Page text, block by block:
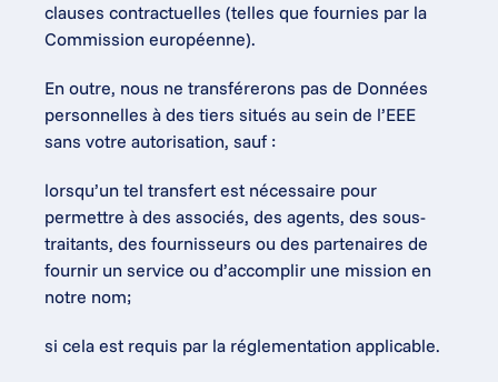
clauses contractuelles (telles que fournies par la
Commission européenne).
En outre, nous ne transférerons pas de Données
personnelles à des tiers situés au sein de l’EEE
sans votre autorisation, sauf :
lorsqu’un tel transfert est nécessaire pour
permettre à des associés, des agents, des sous-
traitants, des fournisseurs ou des partenaires de
fournir un service ou d’accomplir une mission en
notre nom;
si cela est requis par la réglementation applicable.